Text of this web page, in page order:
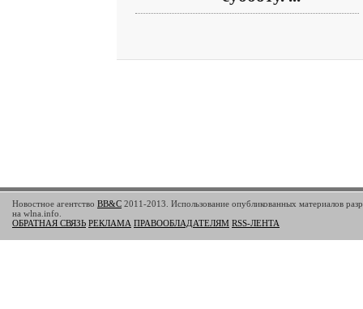
Новостное агентство BB&C 2011-2013. Использование опубликованных материалов
на wlna.info.
ОБРАТНАЯ СВЯЗЬ РЕКЛАМА ПРАВООБЛАДАТЕЛЯМ RSS-ЛЕНТА